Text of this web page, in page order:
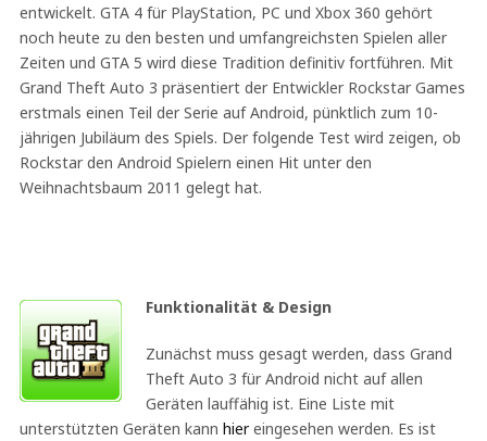
entwickelt. GTA 4 für PlayStation, PC und Xbox 360 gehört
noch heute zu den besten und umfangreichsten Spielen aller
Zeiten und GTA 5 wird diese Tradition definitiv fortführen. Mit
Grand Theft Auto 3 präsentiert der Entwickler Rockstar Games
erstmals einen Teil der Serie auf Android, pünktlich zum 10-
jährigen Jubiläum des Spiels. Der folgende Test wird zeigen, ob
Rockstar den Android Spielern einen Hit unter den
Weihnachtsbaum 2011 gelegt hat.
Funktionalität & Design
Zunächst muss gesagt werden, dass Grand
Theft Auto 3 für Android nicht auf allen
Geräten lauffähig ist. Eine Liste mit
unterstützten Geräten kann hiereingesehen werden. Es ist